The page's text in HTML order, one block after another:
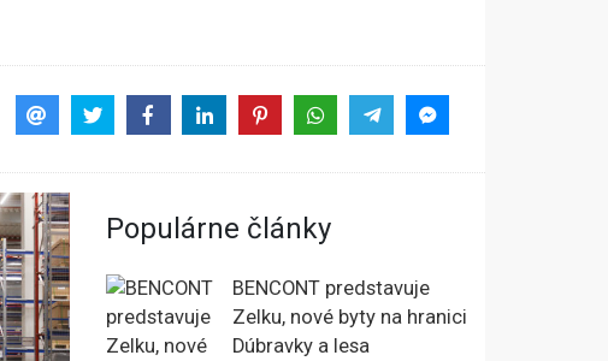
Populárne články
BENCONT predstavuje
Zelku, nové byty na hranici
Dúbravky a lesa